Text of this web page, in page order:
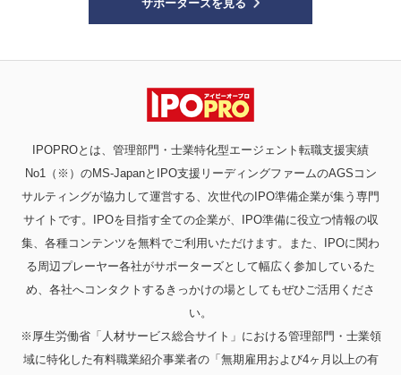
サポーターズを見る
IPOPROとは、管理部門・士業特化型エージェント転職支援実績
No1（※）のMS-JapanとIPO支援リーディングファームのAGSコン
サルティングが協力して運営する、次世代のIPO準備企業が集う専門
サイトです。IPOを目指す全ての企業が、IPO準備に役立つ情報の収
集、各種コンテンツを無料でご利用いただけます。また、IPOに関わ
る周辺プレーヤー各社がサポーターズとして幅広く参加しているた
め、各社へコンタクトするきっかけの場としてもぜひご活用くださ
い。
※厚生労働省「人材サービス総合サイト」における管理部門・士業領
域に特化した有料職業紹介事業者の「無期雇用および4ヶ月以上の有